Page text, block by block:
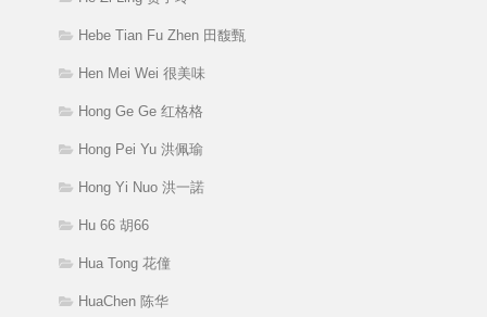
Hebe Tian Fu Zhen 田馥甄
Hen Mei Wei 很美味
Hong Ge Ge 红格格
Hong Pei Yu 洪佩瑜
Hong Yi Nuo 洪一諾
Hu 66 胡66
Hua Tong 花僮
HuaChen 陈华